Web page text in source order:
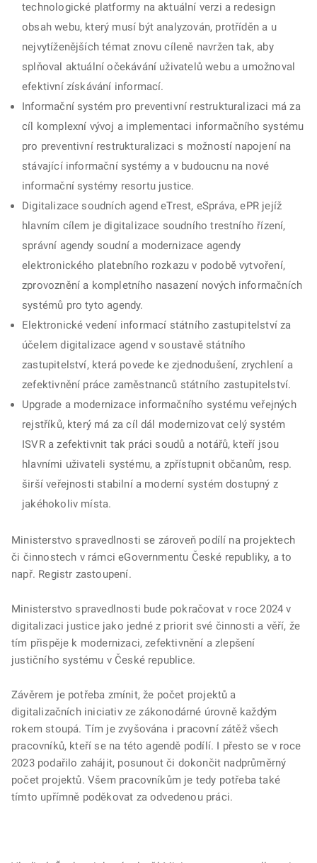
technologické platformy na aktuální verzi a redesign
obsah webu, který musí být analyzován, protříděn a u
nejvytíženějších témat znovu cíleně navržen tak, aby
splňoval aktuální očekávání uživatelů webu a umožnoval
efektivní získávání informací.
Informační systém pro preventivní restrukturalizaci má za
cíl komplexní vývoj a implementaci informačního systému
pro preventivní restrukturalizaci s možností napojení na
stávající informační systémy a v budoucnu na nové
informační systémy resortu justice.
Digitalizace soudních agend eTrest, eSpráva, ePR jejíž
hlavním cílem je digitalizace soudního trestního řízení,
správní agendy soudní a modernizace agendy
elektronického platebního rozkazu v podobě vytvoření,
zprovoznění a kompletního nasazení nových informačních
systémů pro tyto agendy.
Elektronické vedení informací státního zastupitelství za
účelem digitalizace agend v soustavě státního
zastupitelství, která povede ke zjednodušení, zrychlení a
zefektivnění práce zaměstnanců státního zastupitelství.
Upgrade a modernizace informačního systému veřejných
rejstříků, který má za cíl dál modernizovat celý systém
ISVR a zefektivnit tak práci soudů a notářů, kteří jsou
hlavními uživateli systému, a zpřístupnit občanům, resp.
širší veřejnosti stabilní a moderní systém dostupný z
jakéhokoliv místa.
Ministerstvo spravedlnosti se zároveň podílí na projektech
či činnostech v rámci eGovernmentu České republiky, a to
např. Registr zastoupení.
Ministerstvo spravedlnosti bude pokračovat v roce 2024 v
digitalizaci justice jako jedné z priorit své činnosti a věří, že
tím přispěje k modernizaci, zefektivnění a zlepšení
justičního systému v České republice.
Závěrem je potřeba zmínit, že počet projektů a
digitalizačních iniciativ ze zákonodárné úrovně každým
rokem stoupá. Tím je zvyšována i pracovní zátěž všech
pracovníků, kteří se na této agendě podílí. I přesto se v roce
2023 podařilo zahájit, posunout či dokončit nadprůměrný
počet projektů. Všem pracovníkům je tedy potřeba také
tímto upřímně poděkovat za odvedenou práci.